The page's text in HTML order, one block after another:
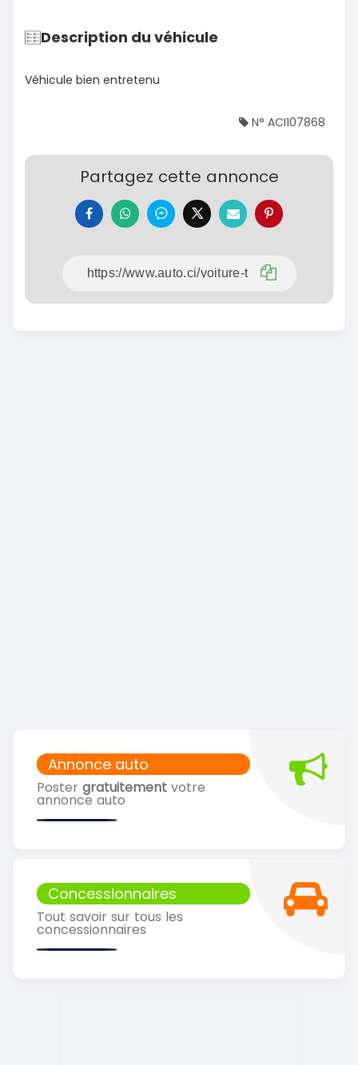
Annonce auto
Poster gratuitement votre
annonce auto
Concessionnaires
Tout savoir sur tous les
concessionnaires
Description du véhicule
Véhicule bien entretenu
N° ACI107868
Partagez cette annonce